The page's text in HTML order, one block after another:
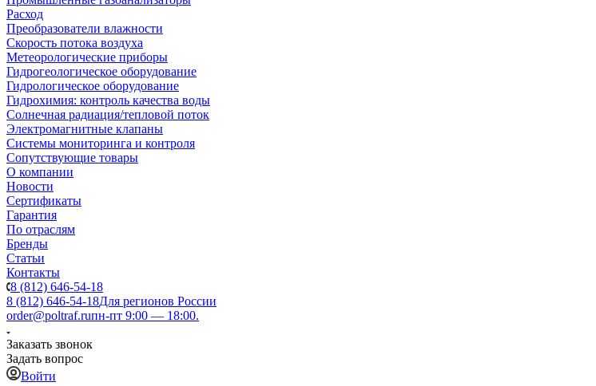
Расход
Преобразователи влажности
Скорость потока воздуха
Метеорологические приборы
Гидрогеологическое оборудование
Гидрологическое оборудование
Гидрохимия: контроль качества воды
Солнечная радиация/тепловой поток
Электромагнитные клапаны
Системы мониторинга и контроля
Сопутствующие товары
О компании
Новости
Сертификаты
Гарантия
По отраслям
Бренды
Статьи
Контакты
8 (812) 646-54-18
8 (812) 646-54-18Для регионов России
order@poltraf.ruпн-пт 9:00 — 18:00.
Заказать звонок
Задать вопрос
Войти